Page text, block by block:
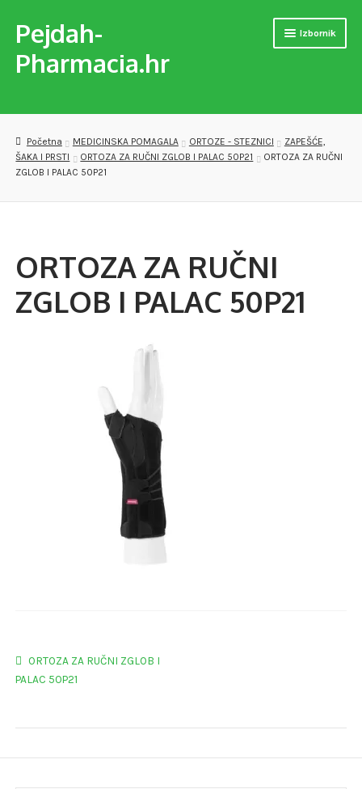
Preskoči
na
navigaciju
Skoči
do
sadržaja
Pejdah-
Pharmacia.hr
Izbornik
MEDICINSKA POMAGALA
VERSET PARFEMI
Početna MEDICINSKA POMAGALA ORTOZE - STEZNICI
ZAPEŠĆE,
ŠAKA I PRSTI
ORTOZA ZA RUČNI ZGLOB I PALAC 50P21
ORTOZA ZA RUČNI
ZGLOB I PALAC 50P21
ORTOZA ZA RUČNI
ZGLOB I PALAC 50P21
Navigacija
objava
Prethodna
objava:
ORTOZA ZA RUČNI ZGLOB I
PALAC 50P21